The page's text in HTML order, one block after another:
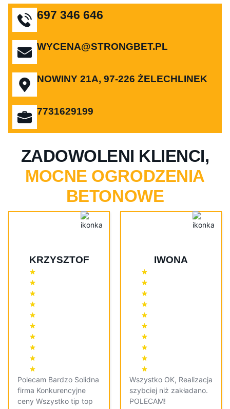
697 346 646
WYCENA@STRONGBET.PL
NOWINY 21A, 97-226 ŻELECHLINEK
7731629199
ZADOWOLENI KLIENCI,
MOCNE OGRODZENIA
BETONOWE
KRZYSZTOF
Polecam Bardzo Solidna
firma Konkurencyjne
ceny Wszystko tip top
IWONA
Wszystko OK, Realizacja
szybciej niż zakładano.
POLECAM!